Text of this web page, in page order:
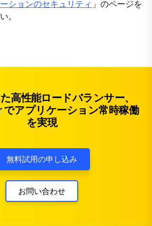
ションのセキュリティ 」のページを
。
高性能ロードバランサー、
アプリケーション常時稼働
を実現
無料試用の申し込み
お問い合わせ